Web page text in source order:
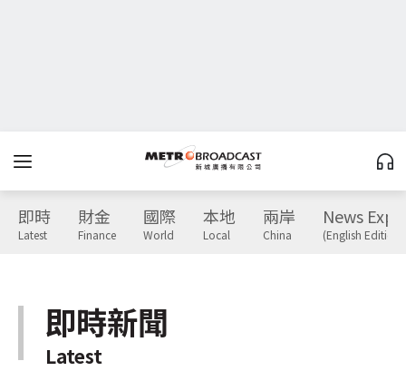
即時
Latest
財金
Finance
國際
World
本地
Local
兩岸
China
News
(English Edition)
即時新聞
Latest